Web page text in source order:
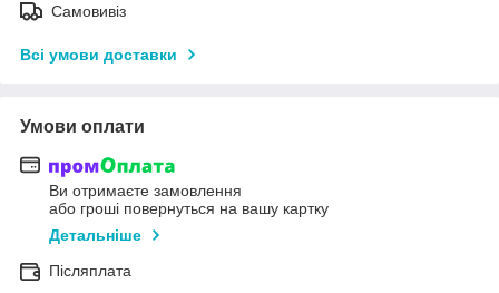
Самовивіз
Всі умови доставки
Умови оплати
Ви отримаєте замовлення
або гроші повернуться на вашу картку
Детальніше
Післяплата